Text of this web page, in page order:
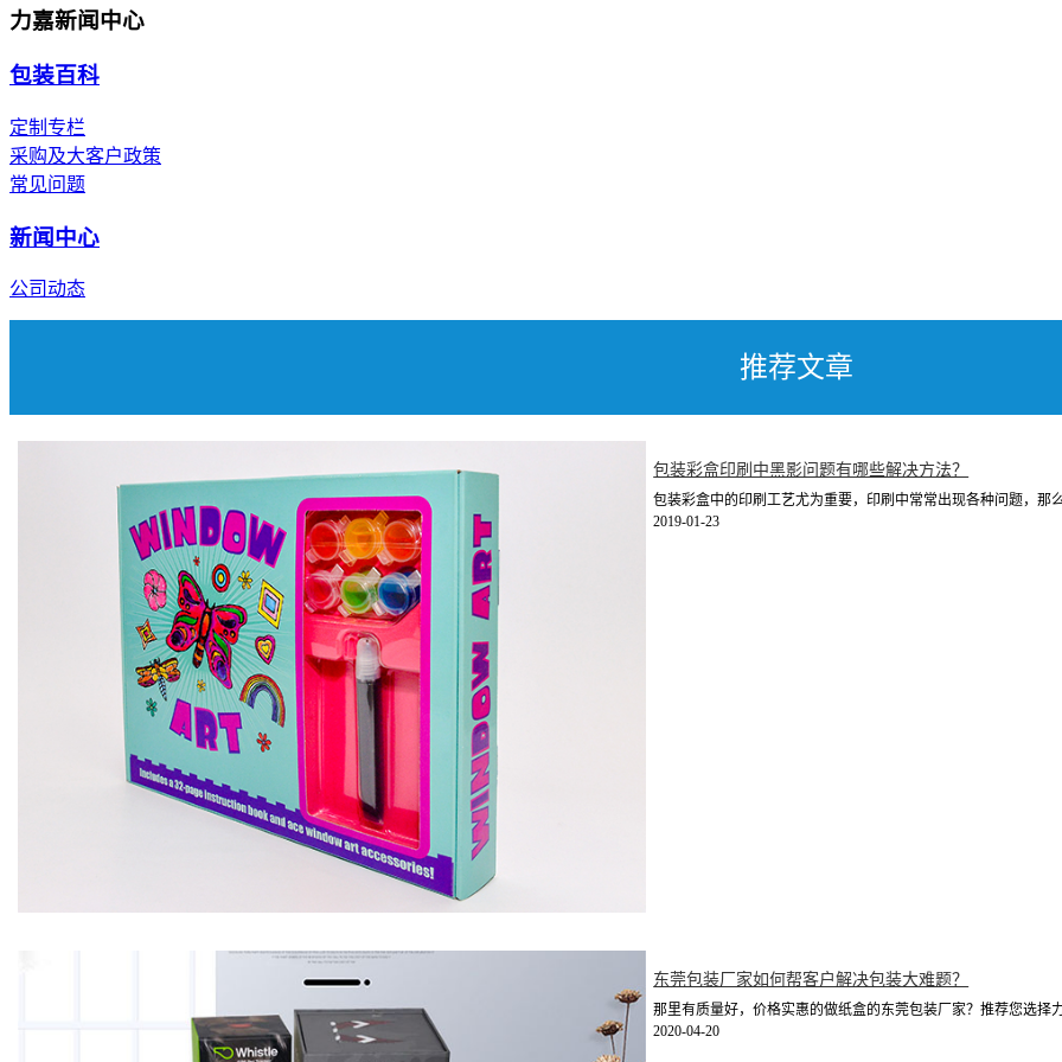
力嘉新闻中心
包装百科
定制专栏
采购及大客户政策
常见问题
新闻中心
公司动态
推荐文章
包装彩盒印刷中黑影问题有哪些解决方法？
包装彩盒中的印刷工艺尤为重要，印刷中常常出现各种问题，那
2019-01-23
东莞包装厂家如何帮客户解决包装大难题？
那里有质量好，价格实惠的做纸盒的东莞包装厂家？推荐您选择
2020-04-20